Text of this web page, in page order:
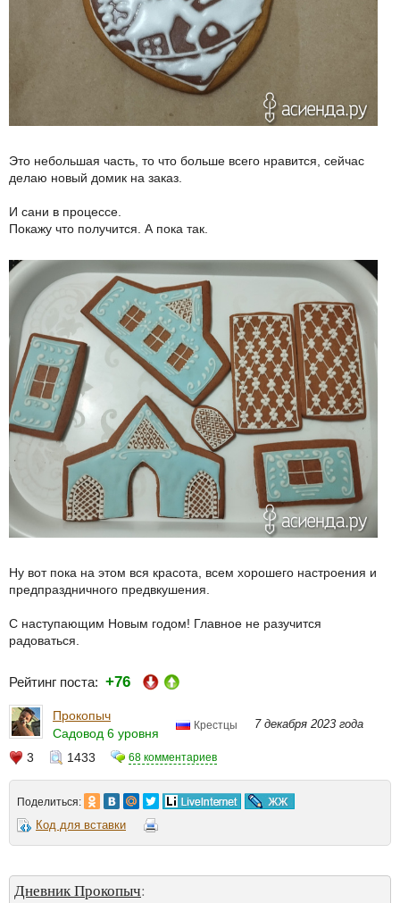
Это небольшая часть, то что больше всего нравится, сейчас
делаю новый домик на заказ.
И сани в процессе.
Покажу что получится. А пока так.
Ну вот пока на этом вся красота, всем хорошего настроения и
предпраздничного предвкушения.
С наступающим Новым годом! Главное не разучится
радоваться.
Рейтинг поста: +76
Прокопыч
Садовод 6 уровня
Крестцы 7 декабря 2023 года
3 1433 68 комментариев
Поделиться:
Код для вставки
Дневник Прокопыч: